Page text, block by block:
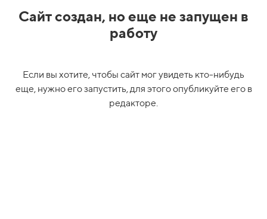
Сайт создан, но еще не запущен в
работу
Если вы хотите, чтобы сайт мог увидеть кто-нибудь
еще, нужно его запустить, для этого опубликуйте его в
редакторе.